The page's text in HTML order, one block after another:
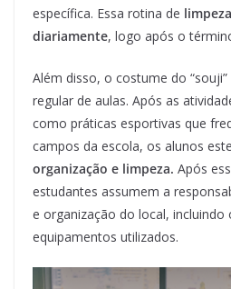
específica. Essa rotina de
diariamente, logo após o
Além disso, o costume do
regular de aulas. Após as
como práticas esportivas que
campos da escola, os alunos
organização e limpeza. Após
estudantes assumem a
e organização do local, incluindo
equipamentos utilizados.